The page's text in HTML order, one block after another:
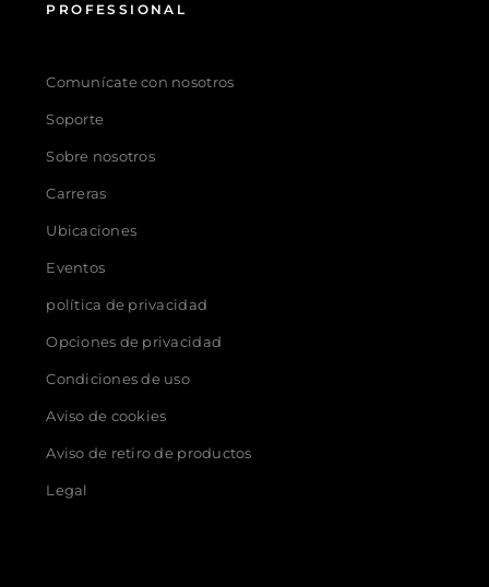
PROFESSIONAL
Comunícate con nosotros
Soporte
Sobre nosotros
Carreras
Ubicaciones
Eventos
política de privacidad
Opciones de privacidad
Condiciones de uso
Aviso de cookies
Aviso de retiro de productos
Legal